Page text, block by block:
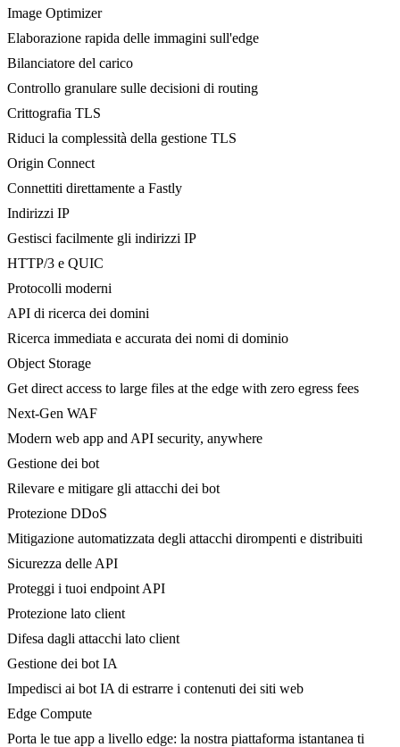
Image Optimizer
Elaborazione rapida delle immagini sull'edge
Bilanciatore del carico
Controllo granulare sulle decisioni di routing
Crittografia TLS
Riduci la complessità della gestione TLS
Origin Connect
Connettiti direttamente a Fastly
Indirizzi IP
Gestisci facilmente gli indirizzi IP
HTTP/3 e QUIC
Protocolli moderni
API di ricerca dei domini
Ricerca immediata e accurata dei nomi di dominio
Object Storage
Get direct access to large files at the edge with zero egress fees
Next-Gen WAF
Modern web app and API security, anywhere
Gestione dei bot
Rilevare e mitigare gli attacchi dei bot
Protezione DDoS
Mitigazione automatizzata degli attacchi dirompenti e distribuiti
Sicurezza delle API
Proteggi i tuoi endpoint API
Protezione lato client
Difesa dagli attacchi lato client
Gestione dei bot IA
Impedisci ai bot IA di estrarre i contenuti dei siti web
Edge Compute
Porta le tue app a livello edge: la nostra piattaforma istantanea ti